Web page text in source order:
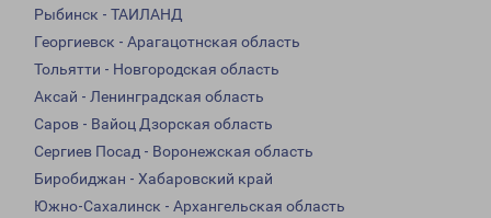
Рыбинск - ТАИЛАНД
Георгиевск - Арагацотнская область
Тольятти - Новгородская область
Аксай - Ленинградская область
Саров - Вайоц Дзорская область
Сергиев Посад - Воронежская область
Биробиджан - Хабаровский край
Южно-Сахалинск - Архангельская область